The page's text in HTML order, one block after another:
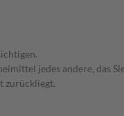
jedes andere, das
zurückliegt.